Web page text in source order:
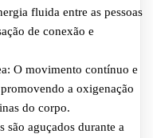
fluida entre as pessoas
de conexão e
O movimento contínuo e
a oxigenação
do corpo.
são aguçados durante a